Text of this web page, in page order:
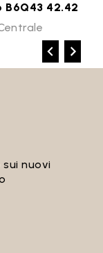
B6Q43 42.42
nuovi